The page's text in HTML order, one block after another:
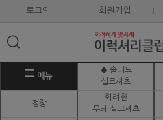
로그인 회원가입
메뉴
♠ 솔리드
실크셔츠
정장
화려한
무늬 실크셔츠